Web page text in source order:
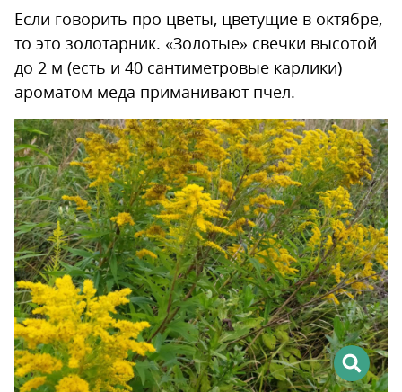
Если говорить про цветы, цветущие в октябре,
то это золотарник. «Золотые» свечки высотой
до 2 м (есть и 40 сантиметровые карлики)
ароматом меда приманивают пчел.